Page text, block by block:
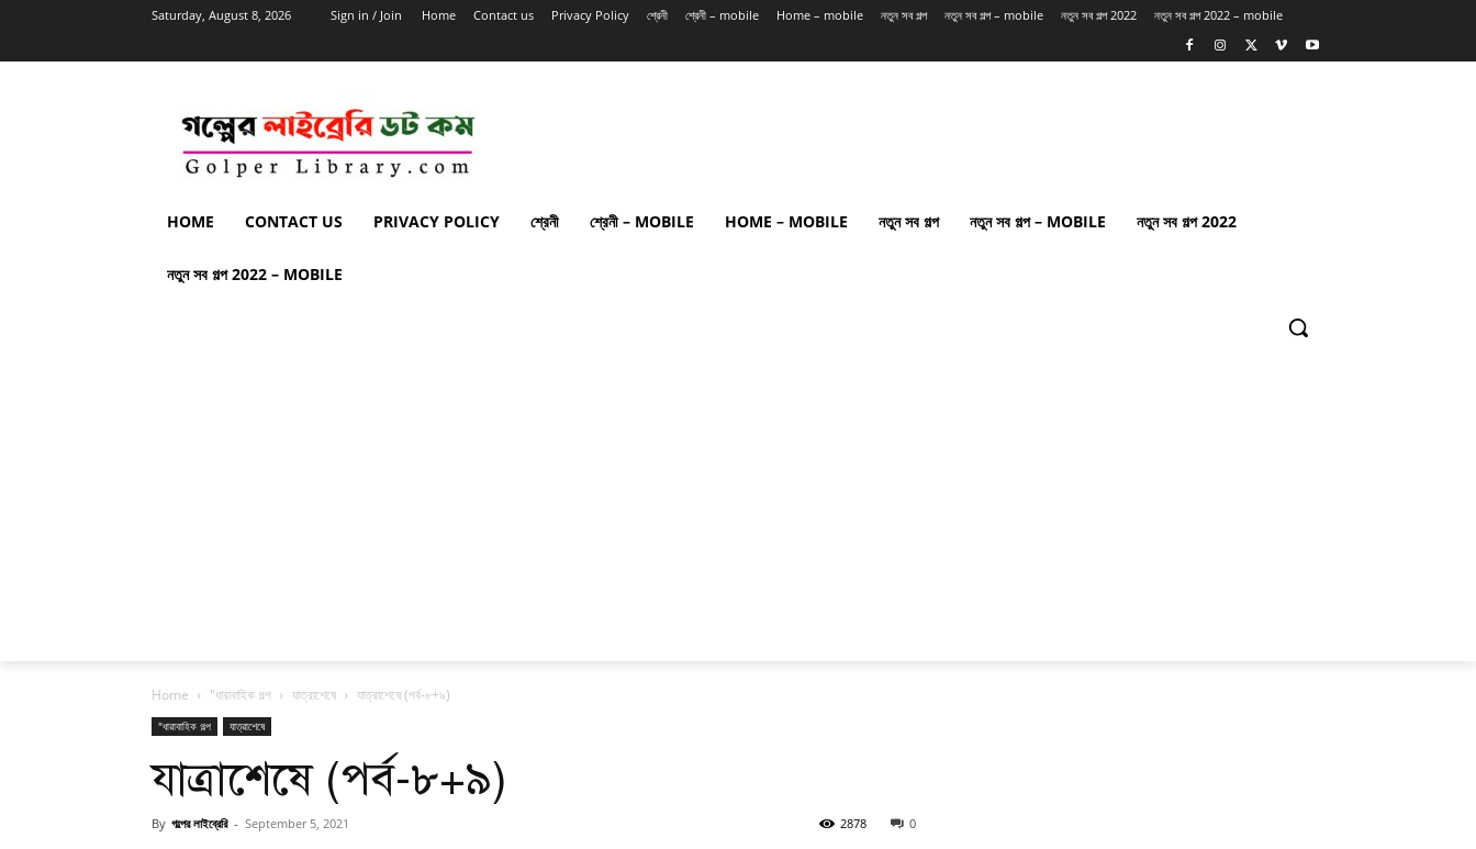
Saturday, August 8, 2026 Sign in / Join Home Contact us Privacy Policy শ্রেনী শ্রেনী – mobile Home – mobile নতুন সব গল্প নতুন সব গল্প – mobile নতুন সব গল্প 2022 নতুন সব গল্প 2022 – mobile
HOME CONTACT US PRIVACY POLICY শ্রেনী শ্রেনী – MOBILE HOME – MOBILE নতুন সব গল্প নতুন সব গল্প – MOBILE নতুন সব গল্প 2022
নতুন সব গল্প 2022 – MOBILE
Home "ধারাবাহিক গল্প যাত্রাশেষে যাত্রাশেষে (পর্ব-৮+৯)
"ধারাবাহিক গল্প যাত্রাশেষে
যাত্রাশেষে (পর্ব-৮+৯)
By গল্পের লাইব্রেরি - September 5, 2021 0
2878